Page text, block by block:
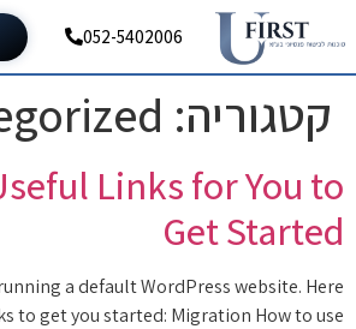
052-5402006
קטגוריה:
Links for You to
Get Started
a default WordPress website. Here
to get you started: Migration How to use